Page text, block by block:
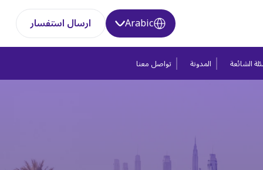
Arabic ارسال استفسار
الشائعة المدونة تواصل معنا